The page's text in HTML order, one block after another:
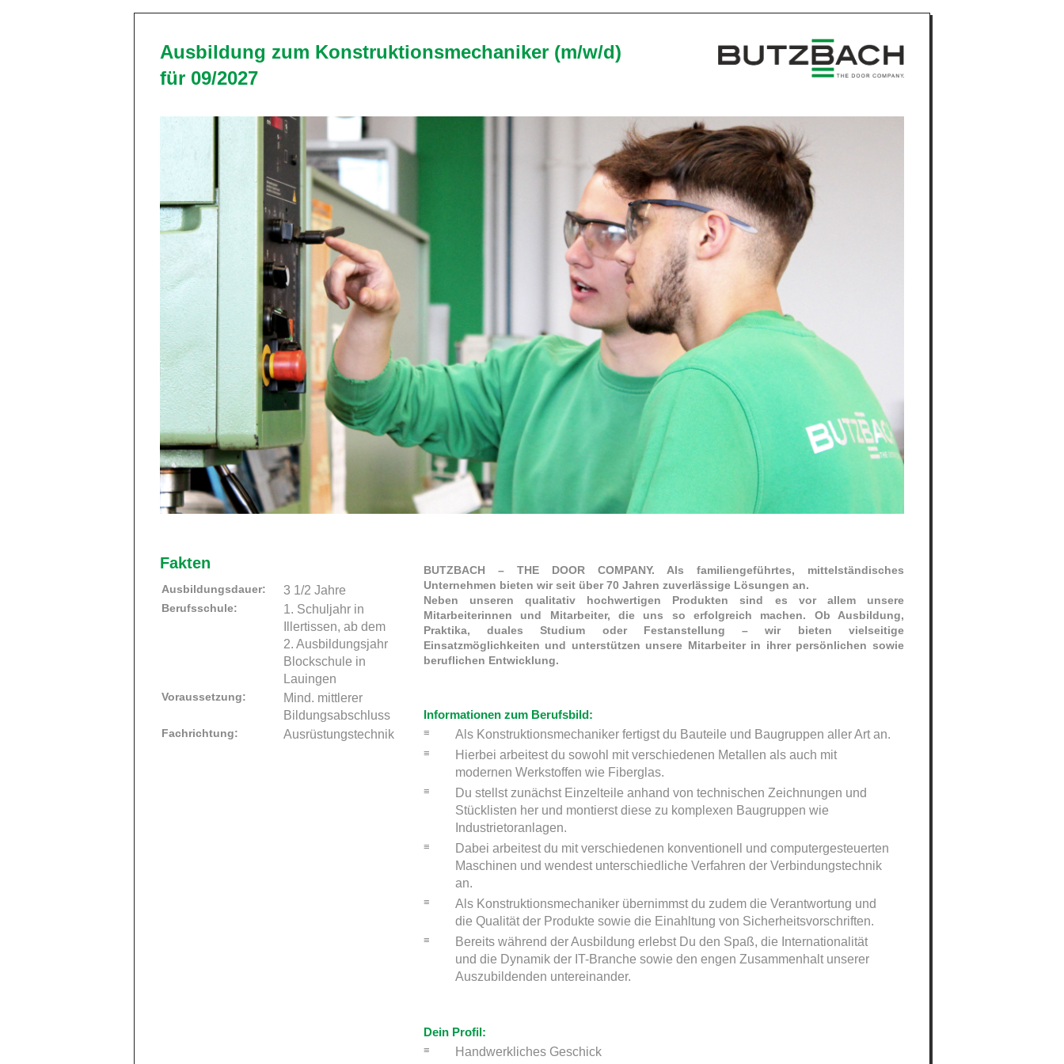
Ausbildung zum Konstruktionsmechaniker (m/w/d)
für 09/2027
Fakten
Ausbildungsdauer: 3 1/2 Jahre
Berufsschule:
1. Schuljahr in
Illertissen, ab dem
2. Ausbildungsjahr
Blockschule in
Lauingen
Voraussetzung:
Mind. mittlerer
Bildungsabschluss
Fachrichtung: Ausrüstungstechnik
BUTZBACH – THE DOOR COMPANY. Als familiengeführtes, mittelständisches
Unternehmen bieten wir seit über 70 Jahren zuverlässige Lösungen an.
Neben unseren qualitativ hochwertigen Produkten sind es vor allem unsere
Mitarbeiterinnen und Mitarbeiter, die uns so erfolgreich machen. Ob Ausbildung,
Praktika, duales Studium oder Festanstellung – wir bieten vielseitige
Einsatzmöglichkeiten und unterstützen unsere Mitarbeiter in ihrer persönlichen sowie
beruflichen Entwicklung.
Informationen zum Berufsbild:
Als Konstruktionsmechaniker fertigst du Bauteile und Baugruppen aller Art an.
Hierbei arbeitest du sowohl mit verschiedenen Metallen als auch mit
modernen Werkstoffen wie Fiberglas.
Du stellst zunächst Einzelteile anhand von technischen Zeichnungen und
Stücklisten her und montierst diese zu komplexen Baugruppen wie
Industrietoranlagen.
Dabei arbeitest du mit verschiedenen konventionell und computergesteuerten
Maschinen und wendest unterschiedliche Verfahren der Verbindungstechnik
an.
Als Konstruktionsmechaniker übernimmst du zudem die Verantwortung und
die Qualität der Produkte sowie die Einahltung von Sicherheitsvorschriften.
Bereits während der Ausbildung erlebst Du den Spaß, die Internationalität
und die Dynamik der IT-Branche sowie den engen Zusammenhalt unserer
Auszubildenden untereinander.
Dein Profil:
Handwerkliches Geschick